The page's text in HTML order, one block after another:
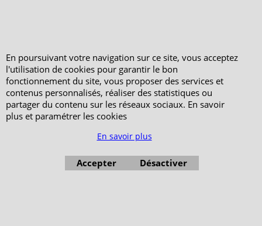
Votre Espace Adhérent
En poursuivant votre navigation sur ce site, vous acceptez
l'utilisation de cookies pour garantir le bon
fonctionnement du site, vous proposer des services et
contenus personnalisés, réaliser des statistiques ou
partager du contenu sur les réseaux sociaux. En savoir
plus et paramétrer les cookies
En savoir plus
Accepter Désactiver